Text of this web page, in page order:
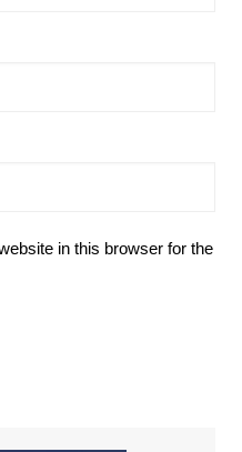
in this browser for the